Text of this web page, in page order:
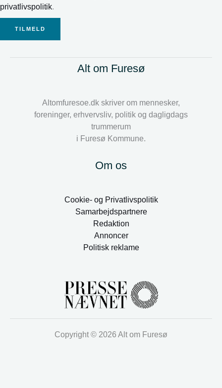
privatlivspolitik.
TILMELD
Alt om Furesø
Altomfuresoe.dk skriver om mennesker,
foreninger, erhvervsliv, politik og dagligdags
trummerum
i Furesø Kommune.
Om os
Cookie- og Privatlivspolitik
Samarbejdspartnere
Redaktion
Annoncer
Politisk reklame
Copyright © 2026 Alt om Furesø